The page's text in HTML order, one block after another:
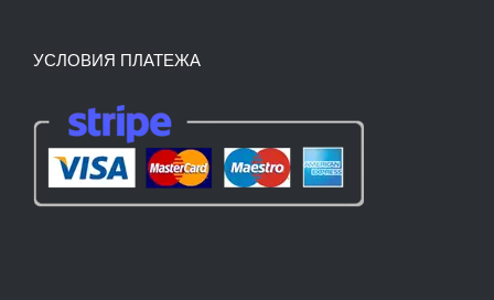
УСЛОВИЯ ПЛАТЕЖА